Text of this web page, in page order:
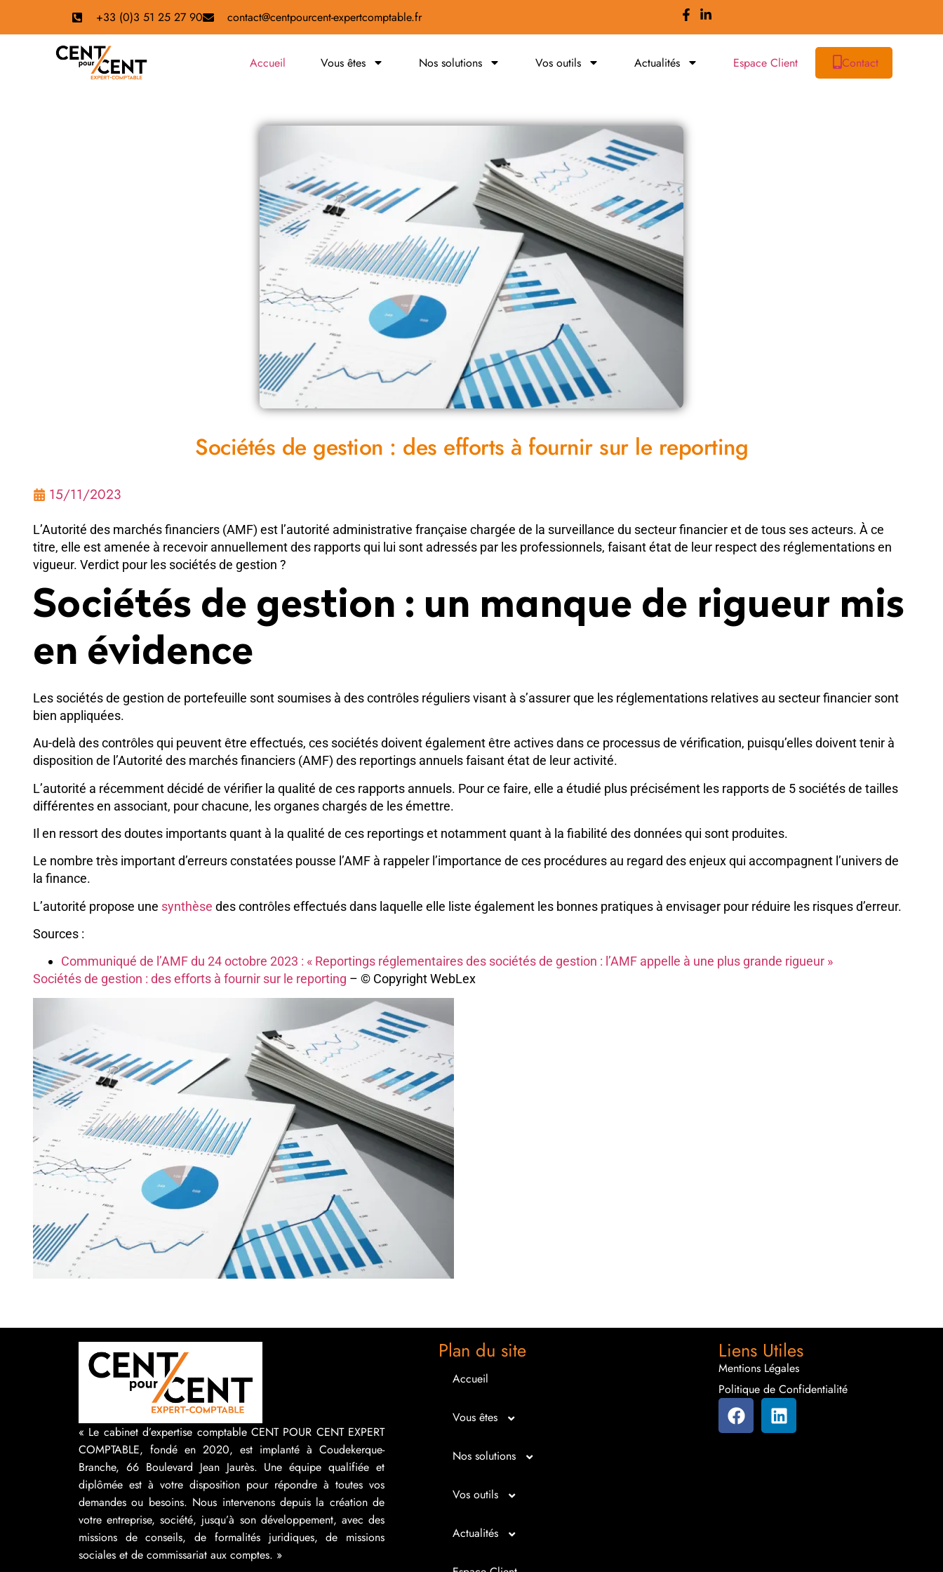
+33 (0)3 51 25 27 90 contact@centpourcent-expertcomptable.fr
Accueil Vous êtes Nos solutions Vos outils Actualités Espace Client Contact
Sociétés de gestion : des efforts à fournir sur le reporting
15/11/2023
L’Autorité des marchés financiers (AMF) est l’autorité administrative française chargée de la surveillance du secteur financier et de tous ses acteurs. À ce
titre, elle est amenée à recevoir annuellement des rapports qui lui sont adressés par les professionnels, faisant état de leur respect des réglementations en
vigueur. Verdict pour les sociétés de gestion ?
Sociétés de gestion : un manque de rigueur mis
en évidence
Les sociétés de gestion de portefeuille sont soumises à des contrôles réguliers visant à s’assurer que les réglementations relatives au secteur financier sont
bien appliquées.
Au-delà des contrôles qui peuvent être effectués, ces sociétés doivent également être actives dans ce processus de vérification, puisqu’elles doivent tenir à
disposition de l’Autorité des marchés financiers (AMF) des reportings annuels faisant état de leur activité.
L’autorité a récemment décidé de vérifier la qualité de ces rapports annuels. Pour ce faire, elle a étudié plus précisément les rapports de 5 sociétés de tailles
différentes en associant, pour chacune, les organes chargés de les émettre.
Il en ressort des doutes importants quant à la qualité de ces reportings et notamment quant à la fiabilité des données qui sont produites.
Le nombre très important d’erreurs constatées pousse l’AMF à rappeler l’importance de ces procédures au regard des enjeux qui accompagnent l’univers de
la finance.
L’autorité propose une synthèse des contrôles effectués dans laquelle elle liste également les bonnes pratiques à envisager pour réduire les risques d’erreur.
Sources :
Communiqué de l’AMF du 24 octobre 2023 : « Reportings réglementaires des sociétés de gestion : l’AMF appelle à une plus grande rigueur »
Sociétés de gestion : des efforts à fournir sur le reporting – © Copyright WebLex
« Le cabinet d’expertise comptable CENT POUR CENT EXPERT
COMPTABLE, fondé en 2020, est implanté à Coudekerque-
Branche, 66 Boulevard Jean Jaurès. Une équipe qualifiée et
diplômée est à votre disposition pour répondre à toutes vos
demandes ou besoins. Nous intervenons depuis la création de
votre entreprise, société, jusqu’à son développement, avec des
missions de conseils, de formalités juridiques, de missions
sociales et de commissariat aux comptes. »
Plan du site
Accueil
Vous êtes
Micro entrepreneur
Créateur d’entreprise
Repreneur d’entreprise
Nos solutions
Entrepreunariat
Gestion
Juridique
Vos outils
Bilan imagé
Tableau de bord
Actualités
Liens Utiles
Mentions Légales
Politique de Confidentialité